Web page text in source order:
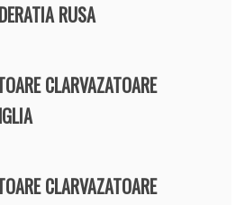
RUSA
CLARVAZATOARE
CLARVAZATOARE